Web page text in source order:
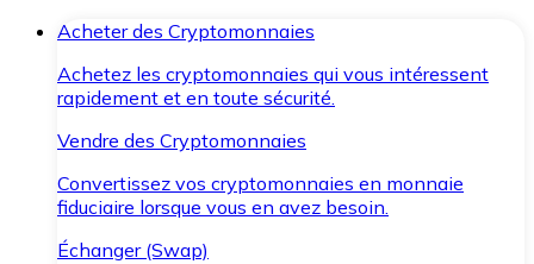
Acheter des Cryptomonnaies
Achetez les cryptomonnaies qui vous intéressent
rapidement et en toute sécurité.
Vendre des Cryptomonnaies
Convertissez vos cryptomonnaies en monnaie
fiduciaire lorsque vous en avez besoin.
Échanger (Swap)